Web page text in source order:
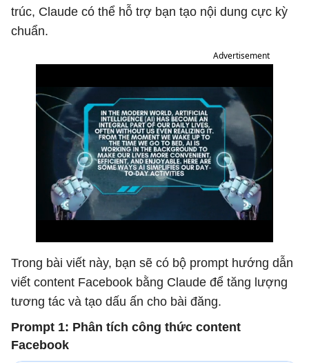
trúc, Claude có thể hỗ trợ bạn tạo nội dung cực kỳ
chuẩn.
Advertisement
Trong bài viết này, bạn sẽ có bộ prompt hướng dẫn
viết content Facebook bằng Claude để tăng lượng
tương tác và tạo dấu ấn cho bài đăng.
Prompt 1: Phân tích công thức content
Facebook